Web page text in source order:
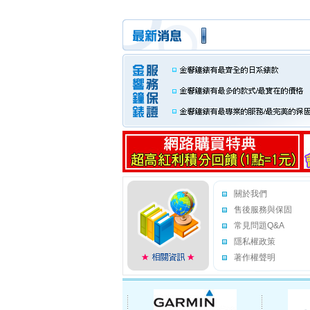
關於我們
售後服務與保固
常見問題Q&A
隱私權政策
著作權聲明